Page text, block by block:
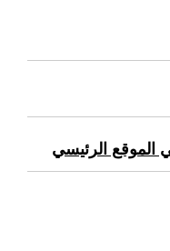
الموقع الرئيسي